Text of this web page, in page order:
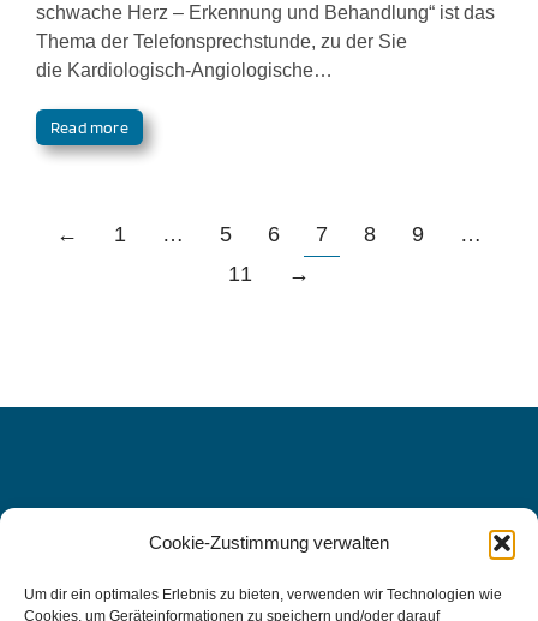
Cookie-Zustimmung verwalten
Um dir ein optimales Erlebnis zu bieten, verwenden wir Technologien wie
Cookies, um Geräteinformationen zu speichern und/oder darauf
schwache Herz – Erkennung und Behandlung“ ist das
Thema der Telefonsprechstunde, zu der Sie
die Kardiologisch-Angiologische…
Read more
← 1 … 5 6 7 8 9
…
11
→
WIR FREUEN UNS AUF SIE, DENN
IHRE